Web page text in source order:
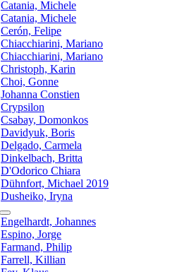
Catania, Michele
Catania, Michele
Cerón, Felipe
Chiacchiarini, Mariano
Chiacchiarini, Mariano
Christoph, Karin
Choi, Gonne
Johanna Constien
Crypsilon
Csabay, Domonkos
Davidyuk, Boris
Delgado, Carmela
Dinkelbach, Britta
D'Odorico Chiara
Dühnfort, Michael 2019
Dusheiko, Iryna
Engelhardt, Johannes
Espino, Jorge
Farmand, Philip
Farrell, Killian